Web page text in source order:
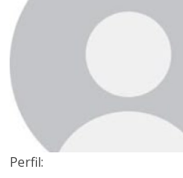
Perfil: